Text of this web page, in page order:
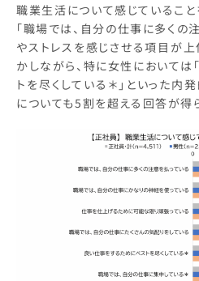
職業生活について感じていること
「職場では、自分の仕事に多くの
やストレスを感じさせる項目が
かしながら、特に女性においては
トを尽くしている＊」といった
についても5割を超える回答が得ら